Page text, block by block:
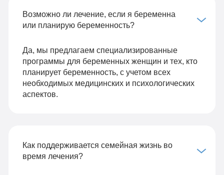
Возможно ли лечение, если я беременна
или планирую беременность?
Да, мы предлагаем специализированные
программы для беременных женщин и тех, кто
планирует беременность, с учетом всех
необходимых медицинских и психологических
аспектов.
Как поддерживается семейная жизнь во
время лечения?